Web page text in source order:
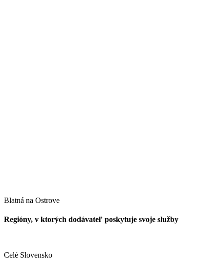
Blatná na Ostrove
Regióny, v ktorých dodávateľ poskytuje svoje služby
Celé Slovensko